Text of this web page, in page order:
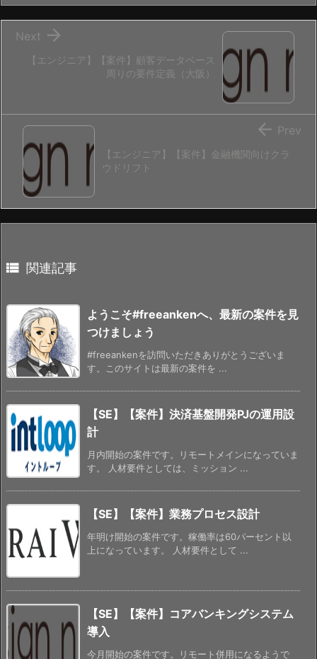
【エンジニア】【案件】顧客データベース
周りの要件定義（大阪）

Next
【エンジニア】【案件】金融機関向けクラ
ウドリフト
 Prev
 関連記事
ようこそ#freeankenへ、最新の案件を見
つけましょう
#freeankenを訪問いただきありがとうございま
す。このサイトは最新の案件を ...
【SE】【案件】決済基盤開発PJの運用設
計
月内開始の案件です。リモートメインになっていま
す。 人材要件としては、ミッション ...
【SE】【案件】業務プロセス設計
年明け開始の案件です。稼働率は60パーセント以
上になっています。 人材要件として ...
【SE】【案件】コアバンキングシステム
導入
今月開始の案件です。リモート併用になるようで